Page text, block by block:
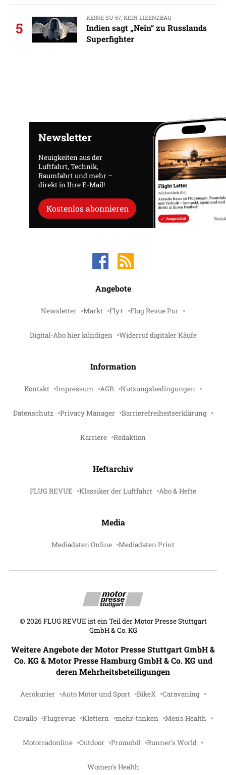
5
KEINE SU-57, KEIN LIZENZBAU
Indien sagt „Nein“ zu Russlands
Superfighter
Newsletter
Neuigkeiten aus der
Luftfahrt, Technik,
Raumfahrt und mehr –
direkt in Ihre E-Mail!
Kostenlos abonnieren
Angebote
Newsletter Markt Fly+ Flug Revue Pur
Digital-Abo hier kündigen Widerruf digitaler Käufe
Information
Kontakt Impressum AGB Nutzungsbedingungen
Datenschutz Privacy Manager Barrierefreiheitserklärung
Karriere Redaktion
Heftarchiv
FLUG REVUE Klassiker der Luftfahrt Abo & Hefte
Media
Mediadaten Online Mediadaten Print
© 2026 FLUG REVUE ist ein Teil der Motor Presse Stuttgart
GmbH & Co. KG
Weitere Angebote der Motor Presse Stuttgart GmbH &
Co. KG & Motor Presse Hamburg GmbH & Co. KG und
deren Mehrheitsbeteiligungen
Aerokurier Auto Motor und Sport BikeX Caravaning
Cavallo Flugrevue Klettern mehr-tanken Men's Health
Motorradonline Outdoor Promobil Runner's World
Women's Health